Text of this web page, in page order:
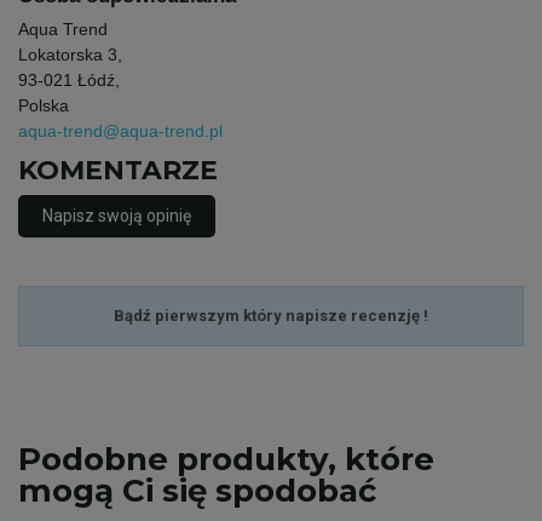
Aqua Trend
Lokatorska 3,
93-021 Łódź,
Polska
aqua-trend@aqua-trend.pl
KOMENTARZE
Napisz swoją opinię
Bądź pierwszym który napisze recenzję !
Podobne produkty, które
mogą Ci się spodobać